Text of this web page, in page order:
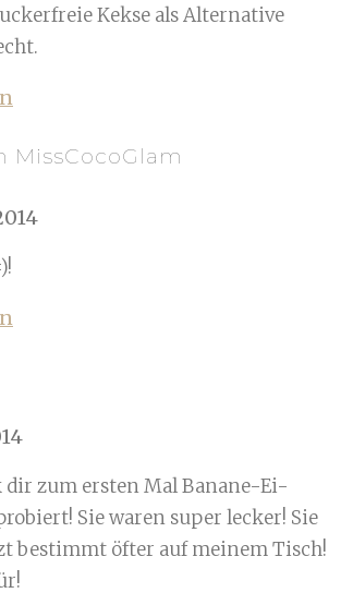
Kekse als Alternative
MissCocoGlam
dir zum ersten Mal Banane-Ei-
Sie waren super lecker! Sie
bestimmt öfter auf meinem Tisch!